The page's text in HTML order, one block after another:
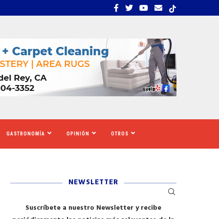
PARA PROTEGER A LAS COMUNIDADES...EL TRI INICIA SU GIRA
GASTRONOMÍA OPINIÓN OTROS
NEWSLETTER
Suscríbete a nuestro Newsletter y recibe